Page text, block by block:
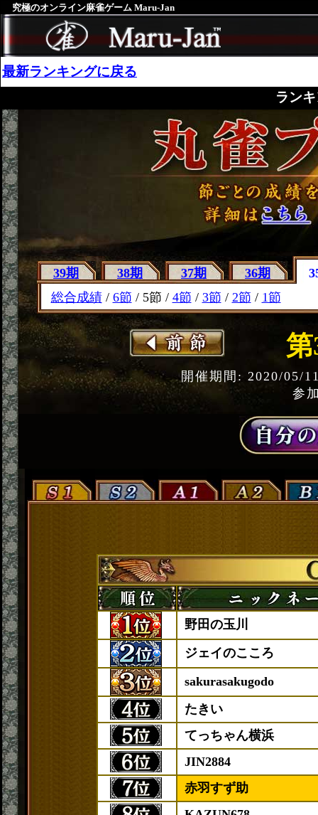
究極のオンライン麻雀ゲーム Maru-Jan
最新ランキングに戻る
ラン
39期 38期 37期 36期
総合成績/ 6節 / 5節 / 4節 / 3節 / 2節 / 1節
第
開催期間: 2020/05/
参
野田の玉川
ジェイのこころ
sakurasakugodo
たきい
てっちゃん横浜
JIN2884
赤羽すず助